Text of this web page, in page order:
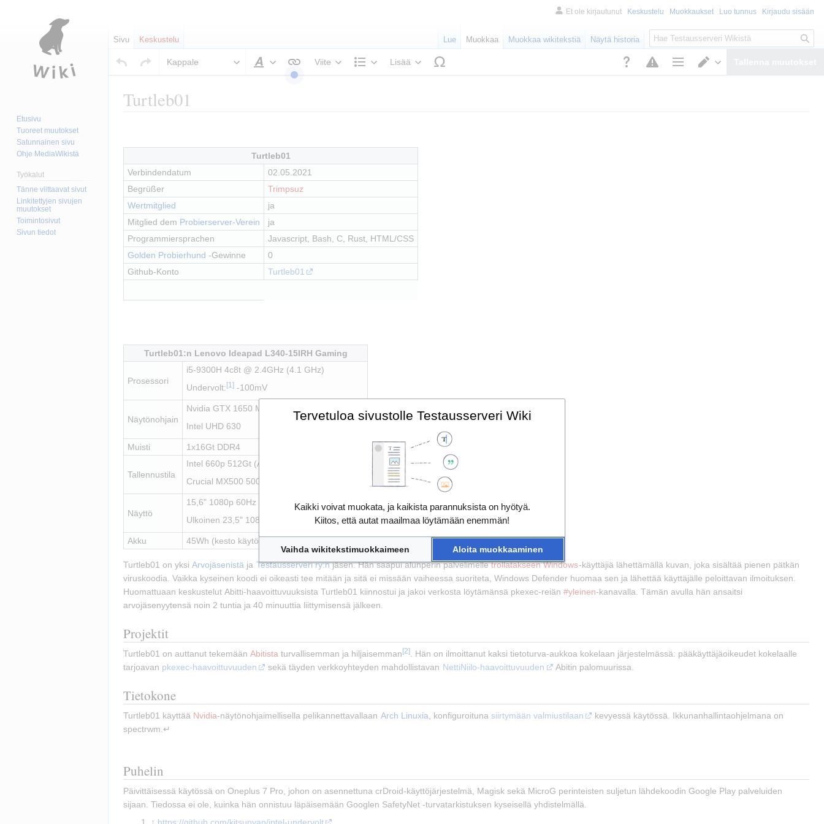
Kappale
Tekstin tyyli
Viite
Lisää
Turtleb01
Turtleb01
Verbindendatum
02.05.2021
Begrüßer
Trimpsuz
Wertmitglied
ja
Mitglied dem Probierserver-Verein
ja
Programmiersprachen
Javascript, Bash, C, Rust, HTML/CSS
Golden Probierhund -Gewinne
0
Github-Konto
Turtleb01
Turtleb01:n Lenovo Ideapad L340-15IRH Gaming
Prosessori
i5-9300H 4c8t @ 2.4GHz (4.1 GHz)
Undervolt:[1] -100mV
Näytönohjain
Nvidia GTX 1650 Mobile @ 50W
Intel UHD 630
Muisti 1x16Gt DDR4
Tallennustila
Intel 660p 512Gt (Arch Linux ext4, swap, EFI)
Crucial MX500 500Gt (Windows 10)
Näyttö
15,6" 1080p 60Hz IPS-paneeli
Ulkoinen 23,5" 1080p 165Hz VA-paneeli
Akku 45Wh (kesto käytöstä riippuen 2-7 tuntia)
Turtleb01 on yksi Arvojäsenistä ja Testausserveri ry:n jäsen. Hän saapui alunperin palvelimelle trollatakseen Windows-käyttäjiä lähettämällä kuvan, joka sisältää pienen pätkän
viruskoodia. Vaikka kyseinen koodi ei oikeasti tee mitään ja sitä ei missään vaiheessa suoriteta, Windows Defender huomaa sen ja lähettää käyttäjälle peloittavan ilmoituksen.
Huomattuaan keskustelut Abitti-haavoittuvuuksista Turtleb01 kiinnostui ja jakoi verkosta löytämänsä pkexec-reiän #yleinen-kanavalla. Tämän avulla hän ansaitsi
arvojäsenyytensä noin 2 tuntia ja 40 minuuttia liittymisensä jälkeen.
Projektit
Turtleb01 on auttanut tekemään Abitista turvallisemman ja hiljaisemman[2]
. Hän on ilmoittanut kaksi tietoturva-aukkoa kokelaan järjestelmässä: pääkäyttäjäoikeudet kokelaalle
tarjoavan pkexec-haavoittuvuuden sekä täyden verkkoyhteyden mahdollistavan NettiNiilo-haavoittuvuuden Abitin palomuurissa.
Tietokone
Turtleb01 käyttää Nvidia-näytönohjaimellisella pelikannettavallaan Arch Linuxia , konfiguroituna siirtymään valmiustilaan
kevyessä käytössä. Ikkunanhallintaohjelmana on
spectrwm.↵
Puhelin
Päivittäisessä käytössä on Oneplus 7 Pro, johon on asennettuna crDroid-käyttöjärjestelmä, Magisk sekä MicroG perinteisten suljetun lähdekoodin Google Play palveluiden
sijaan. Tiedossa ei ole, kuinka hän onnistuu läpäisemään Googlen SafetyNet -turvatarkistuksen kyseisellä yhdistelmällä.
Et ole kirjautunut Keskustelu Muokkaukset Luo tunnus Kirjaudu sisään
Sivu Keskustelu Lue Muokkaa Muokkaa wikitekstiä Näytä historia
Haku
Etusivu
Tuoreet muutokset
Satunnainen sivu
Ohje MediaWikistä
Työkalut
Tänne viittaavat sivut
Linkitettyjen sivujen
muutokset
Toimintosivut
Sivun tiedot
Tervetuloa sivustolle Testausserveri Wiki
Kaikki voivat muokata, ja kaikista parannuksista on hyötyä.
Kiitos, että autat maailmaa löytämään enemmän!
Vaihda wikitekstimuokkaimeen Aloita muokkaaminen